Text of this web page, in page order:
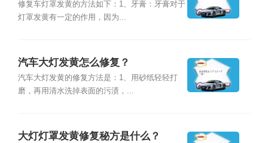
修复车灯罩发黄的方法如下：1、牙膏：牙膏对于
灯罩发黄有一定的作用，因为...
汽车大灯发黄怎么修复？
汽车大灯发黄的修复方法是：1、用砂纸轻轻打
磨，再用清水洗掉表面的污渍，...
大灯灯罩发黄修复秘方是什么？